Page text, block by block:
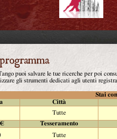
puoi salvare le tue ricerche per poi
gli strumenti dedicati agli utenti
Stai
Città
Tutte
Tesseramento
Tutte